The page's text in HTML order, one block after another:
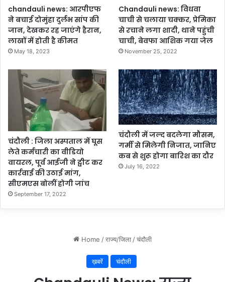
भ
वी
वि
शे
ष
क
र्श
न
chandauli news: आरपीएफ
ने बचाई दोमुंहा दुर्लभ सांप की
जान, देखकर रह जाएंगे हैरान,
लाखों में होती है कीमत
May 18, 2023
Chandauli news: विधवा
चाची से चलाया चक्कर, प्रेमिका
से रचाने लगा शादी, थाने पहुंची
चाची, बेवफा आशिक गया जेल
November 25, 2022
चंदौली : जिला अस्पताल में घूस
लेते कर्मचारी का वीडियो
वायरल, पूर्व आईजी ने ट्वीट कर
कार्रवाई की उठाई मांग,
सीएमएस बोलीं होगी जांच
September 17, 2022
चंदौली में जल्द बदलेगा मौसम,
गर्मी से मिलेगी निजात, जानिए
कब से शुरू होगा बारिश का दौर
July 16, 2022